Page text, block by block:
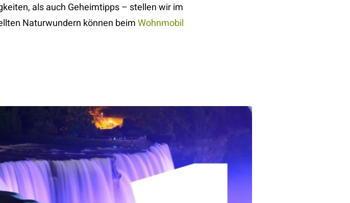
als auch Geheimtipps – stellen wir im
Naturwundern können beimWohnmobil